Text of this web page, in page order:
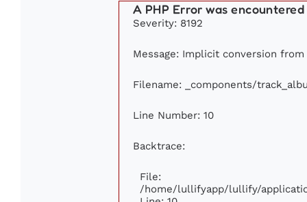
A PHP Error was encountered
Severity: 8192
Message: Implicit conversion
Filename: _components/
Line Number: 10
Backtrace:
File:
/home/lullifyapp/lullify/